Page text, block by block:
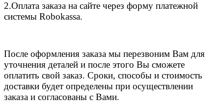
2.Оплата заказа на сайте через форму платежной
системы Robokassa.
После оформления заказа мы перезвоним Вам для
уточнения деталей и после этого Вы сможете
оплатить свой заказ. Сроки, способы и стоимость
доставки будет определены при осуществлении
заказа и согласованы с Вами.